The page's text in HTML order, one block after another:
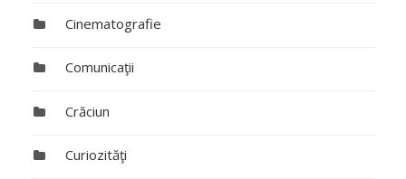
Cinematografie
Comunicaţii
Crăciun
Curiozităţi